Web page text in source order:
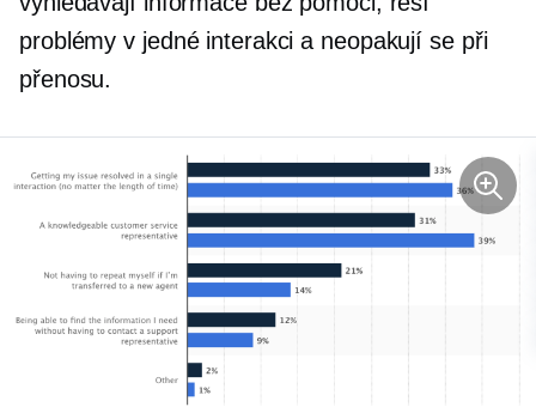
problémy v jedné interakci a neopakují se při
přenosu.